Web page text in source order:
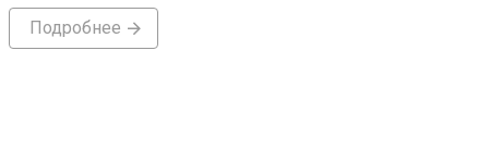
Подробнее